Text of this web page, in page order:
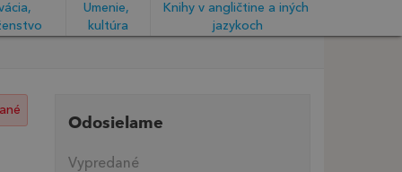
Umenie,
kultúra
Knihy v angličtine a iných
jazykoch
Odosielame
Vypredané